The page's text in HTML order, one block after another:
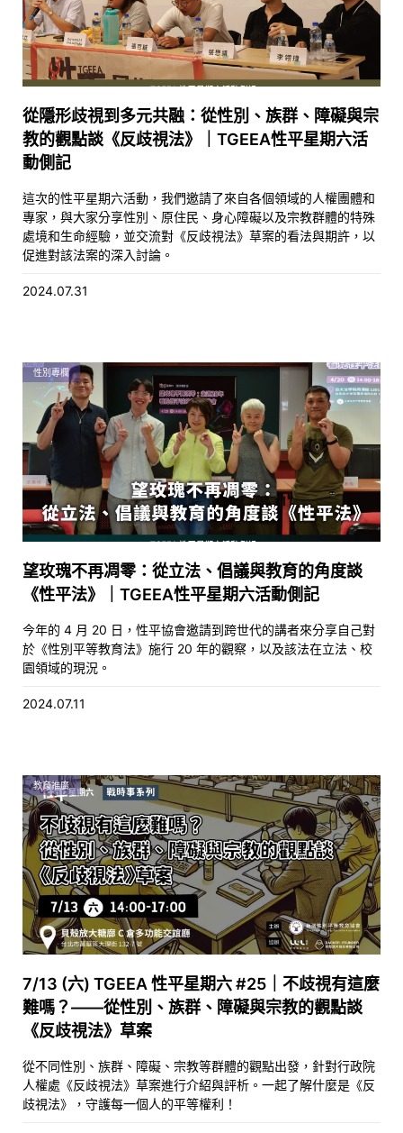
從隱形歧視到多元共融：從性別、族群、障礙與宗
教的觀點談《反歧視法》｜TGEEA性平星期六活
動側記
這次的性平星期六活動，我們邀請了來自各個領域的人權團體和
專家，與大家分享性別、原住民、身心障礙以及宗教群體的特殊
處境和生命經驗，並交流對《反歧視法》草案的看法與期許，以
促進對該法案的深入討論。
2024.07.31
性別專欄
望玫瑰不再凋零：從立法、倡議與教育的角度談
《性平法》｜TGEEA性平星期六活動側記
今年的 4 月 20 日，性平協會邀請到跨世代的講者來分享自己對
於《性別平等教育法》施行 20 年的觀察，以及該法在立法、校
園領域的現況。
2024.07.11
教育推廣
7/13 (六) TGEEA 性平星期六 #25｜不歧視有這麼
難嗎？——從性別、族群、障礙與宗教的觀點談
《反歧視法》草案
從不同性別、族群、障礙、宗教等群體的觀點出發，針對行政院
人權處《反歧視法》草案進行介紹與評析。一起了解什麼是《反
歧視法》，守護每一個人的平等權利！